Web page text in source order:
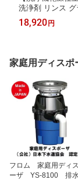
洗浄剤 リンス
18,920円
家庭用ディスポ
フロム 家庭用ディ
ーザ YS-8100 排水